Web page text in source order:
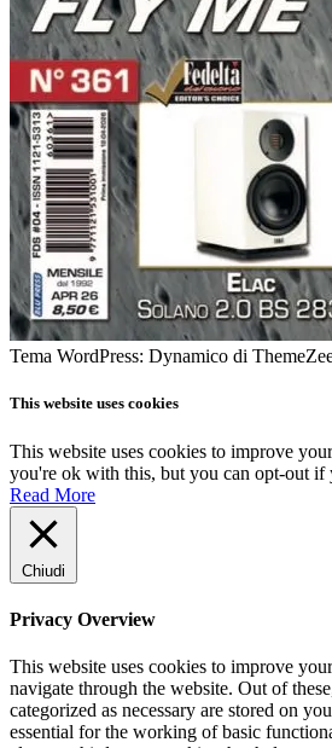
Tema WordPress: Dynamico di
This website uses cookies
This website uses cookies to improve
you're ok with this, but you can opt-out if
Read More
Chiudi
Privacy Overview
This website uses cookies to improve
navigate through the website. Out of
categorized as necessary are stored on
essential for the working of basic